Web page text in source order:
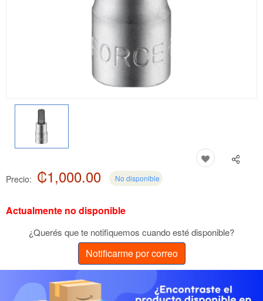
Precio: ₡1,000.00 No disponible
Actualmente no disponible
¿Querés que te notifiquemos cuando esté disponible?
Notificarme por correo